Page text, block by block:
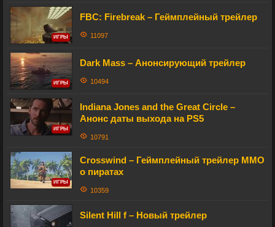
ИГРЫ
FBC: Firebreak – Геймплейный трейлер
11097
ИГРЫ
Dark Mass – Анонсирующий трейлер
10494
ИГРЫ
Indiana Jones and the Great Circle –
Анонс даты выхода на PS5
10791
ИГРЫ
Crosswind – Геймплейный трейлер MMO
о пиратах
10359
Silent Hill f – Новый трейлер